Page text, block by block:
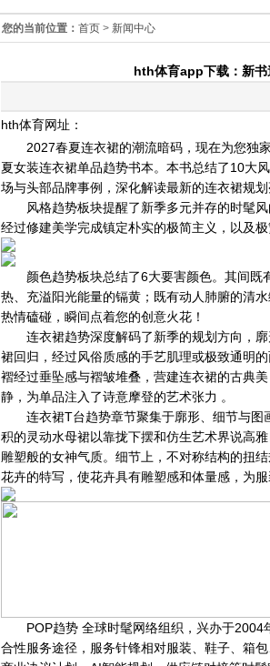
您的当前位置： 首页 > 新闻中心
hth体育app下载：新书
hth体育网址：
2027春夏连衣裙的潮流暗码，现在为您独家
夏女装连衣裙单品趋势书本。本书总结了10大
场与头部品牌事例，深化解读最新的连衣裙规
风格趋势板块提醒了新季多元并存的时髦风
经过修建美学完成镇定朴实的极简主义，以及
颜色趋势板块总结了6大要害颜色。其间既
热、充溢阳光能量的镉黄；既有动人肺腑的清
热情磕碰，瞬间点着您的创意火花！
连衣裙趋势深度解码了新季的规划方向，廓
裙回归，经过风俗质感的手艺肌理或极致通明
褶经过垂坠感与褶皱堆叠，营建连衣裙的古典
静，为单品注入了诗意摩登的艺术张力 。
连衣裙T台趋势章节聚集于廓形、细节与图
积的灵动水母裙以靠拢下摆和仿生艺术界说高
雕塑般的女神气质。细节上，不对称结构的扭
花卉的特写，使花卉具有雕塑感和体量感，为服
POP趋势 全球时髦网络组织，兴办于2004
合性服务途径，服务针锋相对服装、鞋子、箱